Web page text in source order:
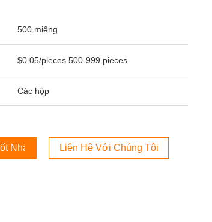
500 miếng
$0.05/pieces 500-999 pieces
Các hộp
Nhất Liên Hệ Với Chúng Tôi